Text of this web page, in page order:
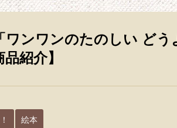
ワンワンのたのしい どう
紹介】
絵本